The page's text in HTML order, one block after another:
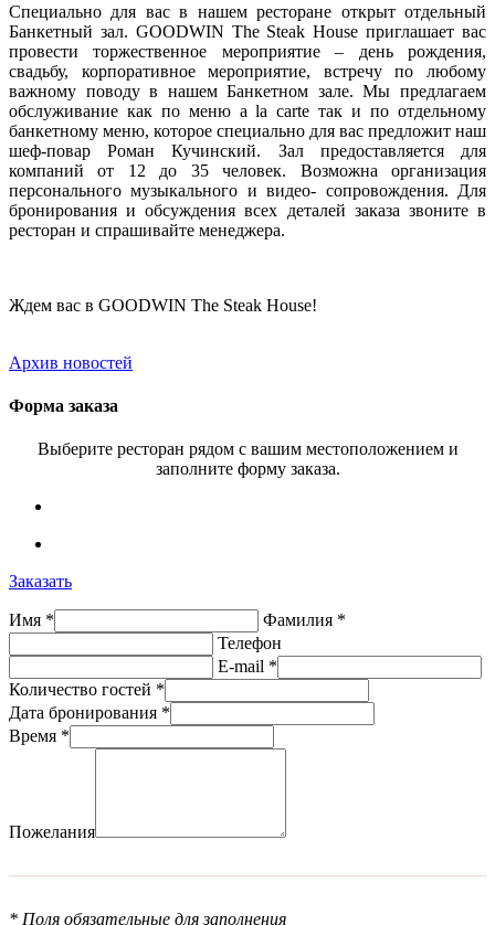
Специально для вас в нашем ресторане открыт отдельный
Банкетный зал. GOODWIN The Steak House приглашает вас
провести торжественное мероприятие – день рождения,
свадьбу, корпоративное мероприятие, встречу по любому
важному поводу в нашем Банкетном зале. Мы предлагаем
обслуживание как по меню a la carte так и по отдельному
банкетному меню, которое специально для вас предложит наш
шеф-повар Роман Кучинский. Зал предоставляется для
компаний от 12 до 35 человек. Возможна организация
персонального музыкального и видео- сопровождения. Для
бронирования и обсуждения всех деталей заказа звоните в
ресторан и спрашивайте менеджера.
Ждем вас в GOODWIN The Steak House!
Архив новостей
Форма заказа
Выберите ресторан рядом с вашим местоположением и
заполните форму заказа.
Заказать
Имя *
Фамилия *
Телефон
E-mail *
Количество гостей *
Дата бронирования *
Время *
Пожелания
* Поля обязательные для заполнения